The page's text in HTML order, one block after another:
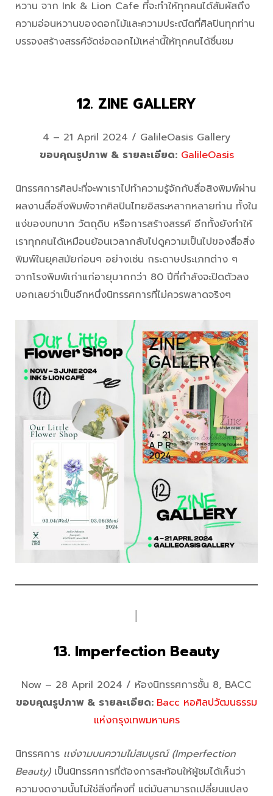
หวาน จาก Ink & Lion Cafe ที่จะทำให้ทุกคนได้สัมผัสถึง
ความอ่อนหวานของดอกไม้และความประณีตที่ศิลปินทุกท่าน
บรรจงสร้างสรรค์จัดช่อดอกไม้เหล่านี้ให้ทุกคนได้ชื่นชม
12. ZINE GALLERY
4 – 21 April 2024 / GalileOasis Gallery
ขอบคุณรูปภาพ & รายละเอียด: GalileOasis
นิทรรศการศิลปะที่จะพาเราไปทำความรู้จักกับสื่อสิงพิมพ์ผ่าน
ผลงานสื่อสิ่งพิมพ์จากศิลปินไทยอิสระหลากหลายท่าน ทั้งใน
แง่ของบทบาท วัตถุดิบ หรือการสร้างสรรค์ อีกทั้งยังทำให้
เราทุกคนได้เหมือนย้อนเวลากลับไปดูความเป็นไปของสื่อสิ่ง
พิมพ์ในยุคสมัยก่อนๆ อย่างเช่น กระดาษประเภทต่าง ๆ
จากโรงพิมพ์เก่าแก่อายุมากกว่า 80 ปีที่กำลังจะปิดตัวลง
บอกเลยว่าเป็นอีกหนึ่งนิทรรศการที่ไม่ควรพลาดจริงๆ
13. Imperfection Beauty
Now – 28 April 2024 / ห้องนิทรรศการชั้น 8, BACC
ขอบคุณรูปภาพ & รายละเอียด: Bacc หอศิลปวัฒนธรรม
แห่งกรุงเทพมหานคร
นิทรรศการ เเง่งามบนความไม่สมบูรณ์ (Imperfection
Beauty)เป็นนิทรรศการที่ต้องการสะท้อนให้ผู้ชมได้เห็นว่า
ความงดงามนั้นไม่ใช่สิ่งที่คงที่ แต่มันสามารถเปลี่ยนแปลง